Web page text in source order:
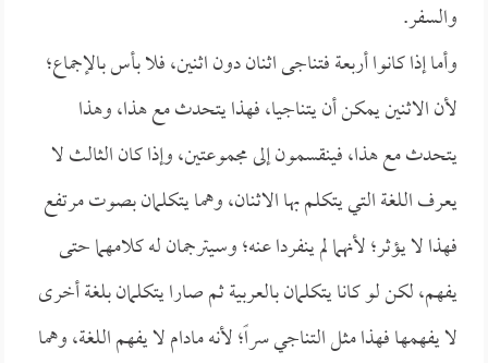
والسفر.
وأما إذا كانوا أربعة فتناجى اثنان دون اثنين، فلا بأس بالإجماع؛
لأن الاثنين يمكن أن يتناجيا، فهذا يتحدث مع هذا، وهذا
يتحدث مع هذا، فينقسمون إلى مجموعتين، وإذا كان الثالث لا
يعرف اللغة التي يتكلم بها الاثنان، وهما يتكلمان بصوت مرتفع
فهذا لا يؤثر؛ لأنهما لم ينفردا عنه؛ وسيترجمان له كلامهما حتى
يفهم، لكن لو كانا يتكلمان بالعربية ثم صارا يتكلمان بلغة أخرى
لا يفهمها فهذا مثل التناجي سراً؛ لأنه مادام لا يفهم اللغة، وهما